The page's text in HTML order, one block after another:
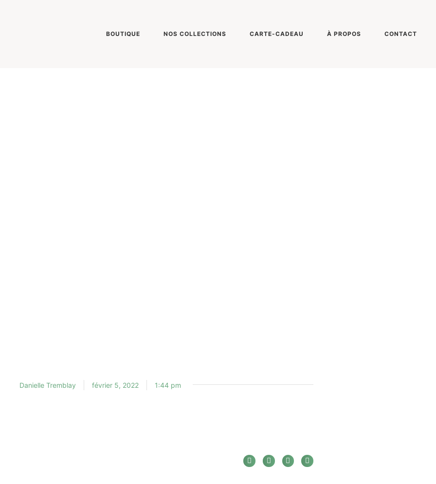
BOUTIQUE NOS COLLECTIONS CARTE-CADEAU À PROPOS CONTACT
Danielle Tremblay février 5, 2022 1:44 pm